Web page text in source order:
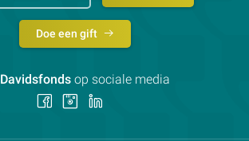
Doe een gift
Davidsfondsop sociale media
Volg Volg